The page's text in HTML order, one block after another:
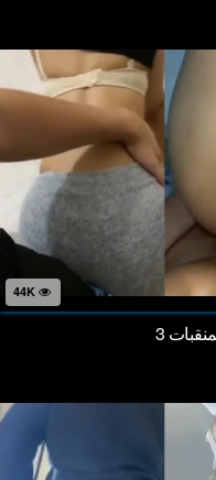
3